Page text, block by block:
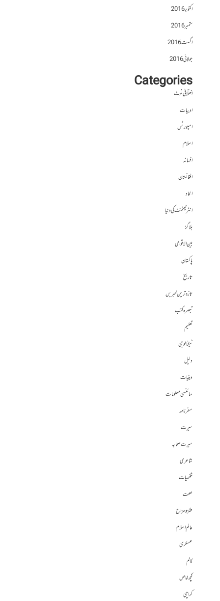
اکتوبر 2016
ستمبر 2016
اگست 2016
جولائی 2016
Categories
اختلافی نوٹ
ادبیات
اسپورٹس
اسلام
افسانہ
افغانستان
الحاد
انٹرٹینمنٹ کی دنیا
بلاگز
بین الاقوامی
پاکستان
تاریخ
تازہ ترین خبریں
تبصرہ کتب
تعلیم
ٹیکنالوجی
دلیل
دینیات
سائنسی معلومات
سفرنامہ
سیرت
سیرت صحابہ
شاعری
شخصیات
صحت
طنز و مزاح
عالم اسلام
عسکری
کالم
کچھ خاص
کراچی